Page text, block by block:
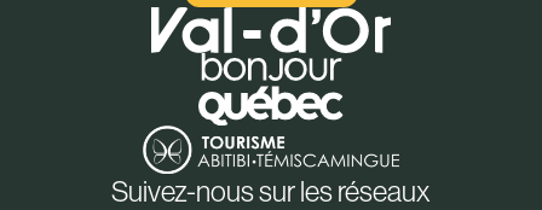
Suivez-nous sur les réseaux